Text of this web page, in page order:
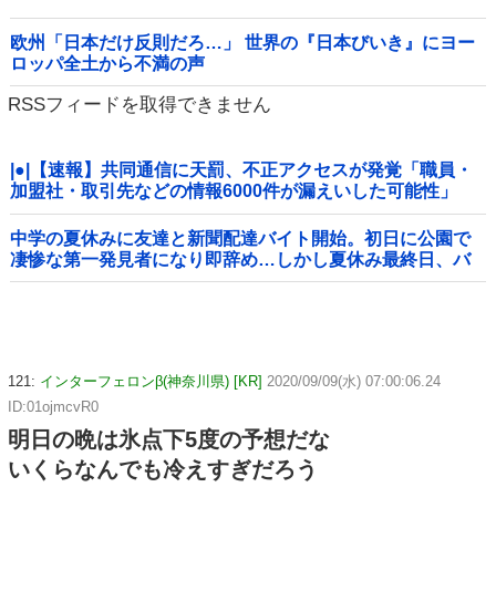
欧州「日本だけ反則だろ…」 世界の『日本びいき』にヨー
ロッパ全土から不満の声
RSSフィードを取得できません
|●|【速報】共同通信に天罰、不正アクセスが発覚「職員・
加盟社・取引先などの情報6000件が漏えいした可能性」
中学の夏休みに友達と新聞配達バイト開始。初日に公園で
凄惨な第一発見者になり即辞め…しかし夏休み最終日、バ
イトを続けた友人の身に起きた「更なる悲劇」←このバイ
121: インターフェロンβ(神奈川県) [KR] 2020/09/09(水) 07:00:06.24
ID:01ojmcvR0
明日の晩は氷点下5度の予想だな
いくらなんでも冷えすぎだろう